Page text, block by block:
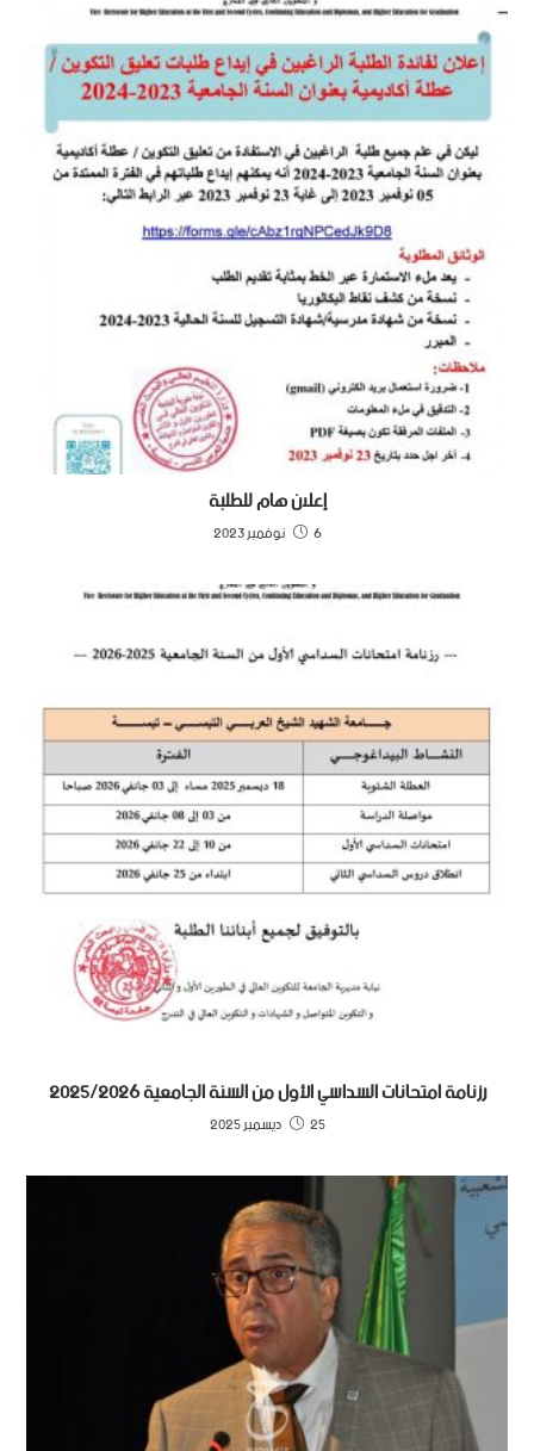
إعلان هام للطلبة
6 نوفمبر 2023
رزنامة امتحانات السداسي الأول من السنة الجامعية 2025/2026
25 ديسمبر 2025